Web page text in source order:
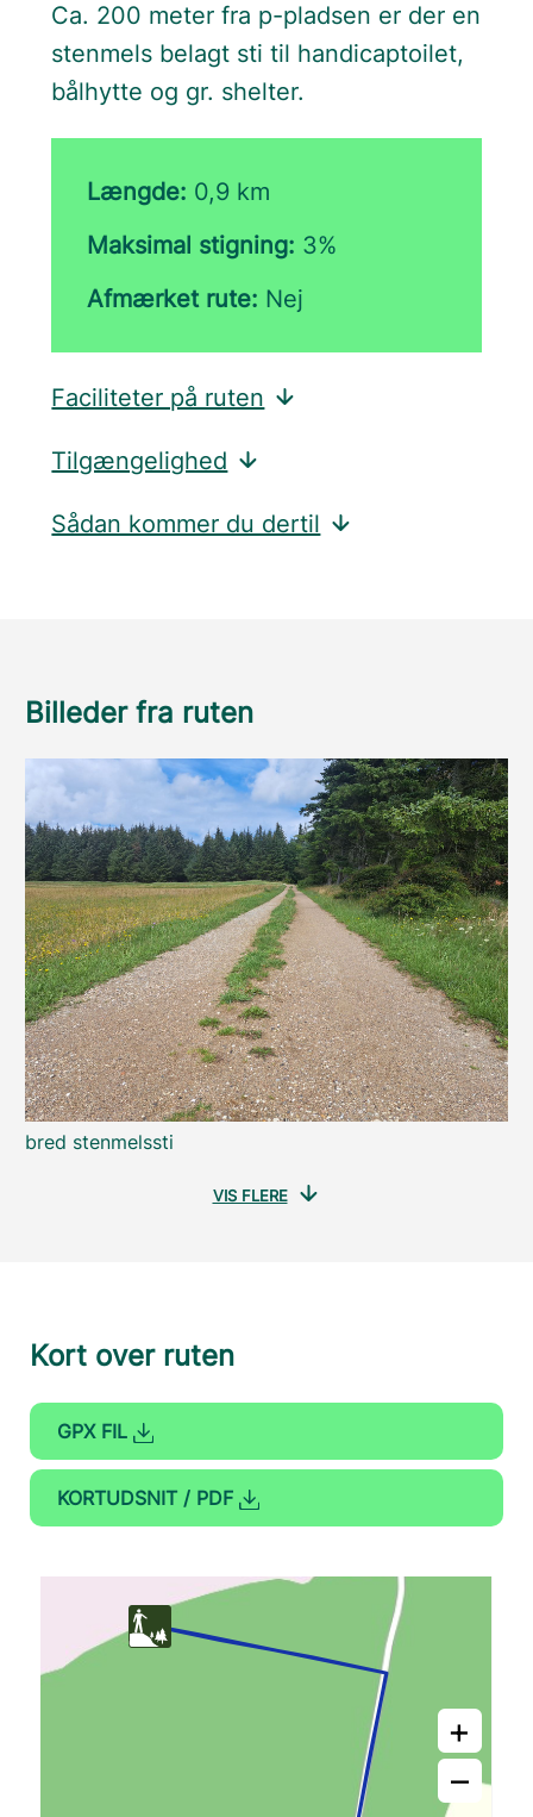
Ca. 200 meter fra p-pladsen er der en
stenmels belagt sti til handicaptoilet,
bålhytte og gr. shelter.
Længde: 0,9 km
Maksimal stigning: 3%
Afmærket rute: Nej
Faciliteter på ruten
Tilgængelighed
Sådan kommer du dertil
Billeder fra ruten
bred stenmelssti
VIS FLERE
Kort over ruten
GPX FIL
KORTUDSNIT / PDF
+
–